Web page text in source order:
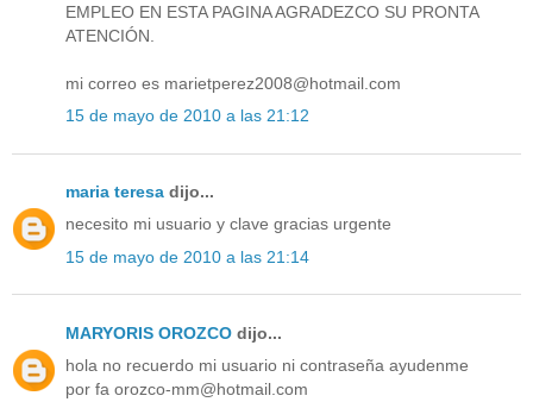
EMPLEO EN ESTA PAGINA AGRADEZCO SU PRONTA
ATENCIÓN.
mi correo es marietperez2008@hotmail.com
15 de mayo de 2010 a las 21:12
maria teresa dijo...
necesito mi usuario y clave gracias urgente
15 de mayo de 2010 a las 21:14
MARYORIS OROZCO dijo...
hola no recuerdo mi usuario ni contraseña ayudenme
por fa orozco-mm@hotmail.com